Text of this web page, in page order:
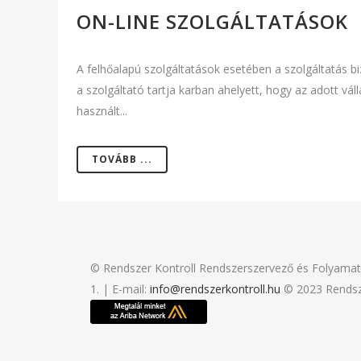
ON-LINE SZOLGÁLTATÁSOK
A felhőalapú szolgáltatások esetében a szolgáltatás
a szolgáltató tartja karban ahelyett, hogy az adott
használt...
TOVÁBB ...
© Rendszer Kontroll Rendszerszervező és
1. | E-mail: info@rendszerkontroll.hu © 2023